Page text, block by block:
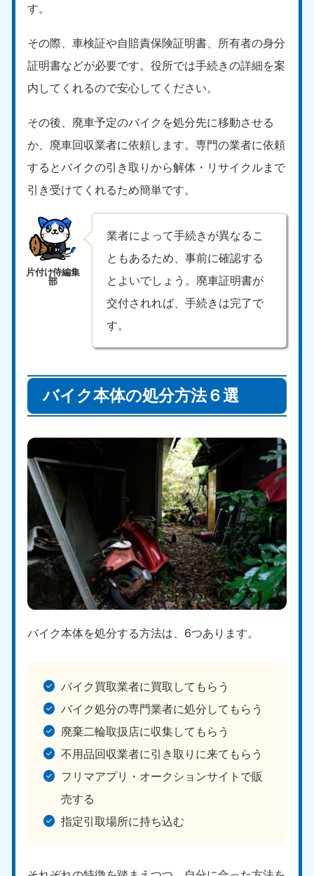
す。
その際、車検証や自賠責保険証明書、所有者の身分
証明書などが必要です。役所では手続きの詳細を案
内してくれるので安心してください。
その後、廃車予定のバイクを処分先に移動させる
か、廃車回収業者に依頼します。専門の業者に依頼
するとバイクの引き取りから解体・リサイクルまで
引き受けてくれるため簡単です。
業者によって手続きが異なるこ
ともあるため、事前に確認する
とよいでしょう。廃車証明書が
交付されれば、手続きは完了で
す。
バイク本体の処分方法６選
バイク本体を処分する方法は、6つあります。
バイク買取業者に買取してもらう
バイク処分の専門業者に処分してもらう
廃棄二輪取扱店に収集してもらう
不用品回収業者に引き取りに来てもらう
フリマアプリ・オークションサイトで販
売する
指定引取場所に持ち込む
北海道・東北
北海道
050-1881-5277
9:00〜19:00 年中無休
青森県
050-1881-5276
9:00〜19:00 年中無休
岩手県
050-1881-5274
9:00〜19:00 年中無休
秋田県
9:00〜19:00 年中無休 9:00〜19:00 年中無休